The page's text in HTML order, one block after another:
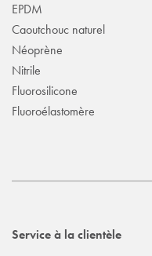
Service à la clientèle
EPDM
Caoutchouc naturel
Néoprène
Nitrile
Fluorosilicone
Fluoroélastomère